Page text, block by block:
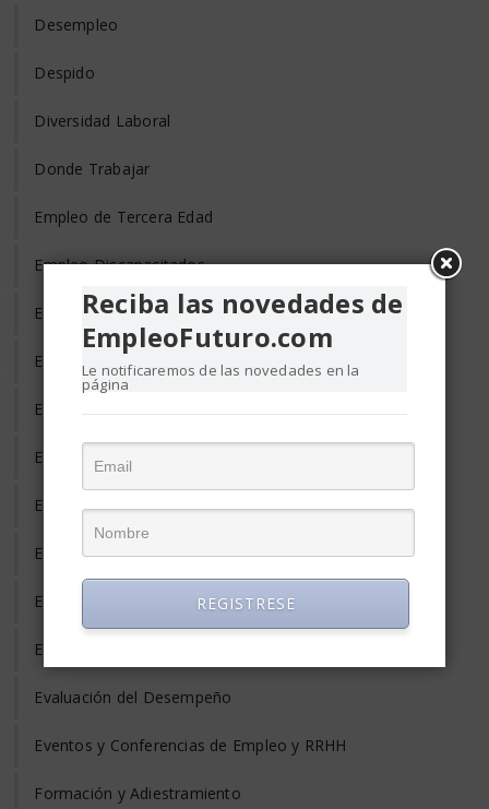
Desempleo
Despido
Diversidad Laboral
Donde Trabajar
Empleo de Tercera Edad
Empleo Discapacitados
Empleo en el Mundo
Empleo Freelance
Empleo Informal
Empleo Temporal
Emprendedores
Entrevista de Trabajo
Equilibrio Vida y Trabajo
Estrés Laboral
Evaluación del Desempeño
Eventos y Conferencias de Empleo y RRHH
Formación y Adiestramiento
Reciba las novedades de
EmpleoFuturo.com
Le notificaremos de las novedades en la
página
REGISTRESE